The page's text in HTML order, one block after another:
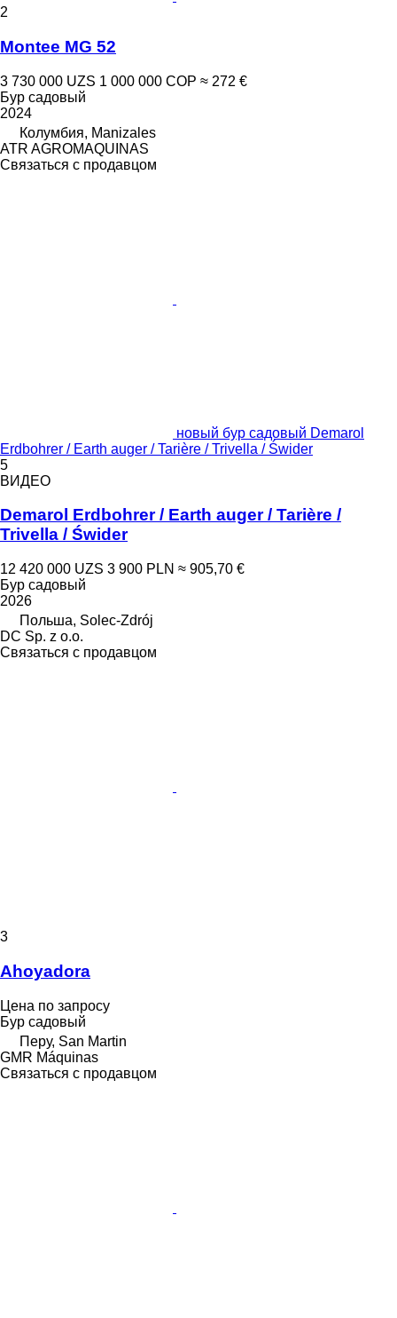
2
Montee MG 52
3 730 000 UZS 1 000 000 COP ≈ 272 €
Бур садовый
2024
Колумбия, Manizales
ATR AGROMAQUINAS
Связаться с продавцом
новый бур садовый Demarol
Erdbohrer / Earth auger / Tarière / Trivella / Świder
5
ВИДЕО
Demarol Erdbohrer / Earth auger / Tarière /
Trivella / Świder
12 420 000 UZS 3 900 PLN ≈ 905,70 €
Бур садовый
2026
Польша, Solec-Zdrój
DC Sp. z o.o.
Связаться с продавцом
3
Ahoyadora
Цена по запросу
Бур садовый
Перу, San Martin
GMR Máquinas
Связаться с продавцом